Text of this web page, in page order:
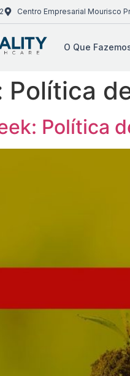
Centro Empresarial Mourisco
O Que
Política
Política